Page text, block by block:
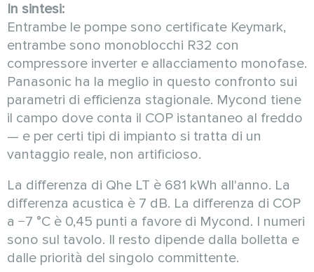
In sintesi:
Entrambe le pompe sono certificate Keymark,
entrambe sono monoblocchi R32 con
compressore inverter e allacciamento monofase.
Panasonic ha la meglio in questo confronto sui
parametri di efficienza stagionale. Mycond tiene
il campo dove conta il COP istantaneo al freddo
— e per certi tipi di impianto si tratta di un
vantaggio reale, non artificioso.
La differenza di Qhe LT è 681 kWh all'anno. La
differenza acustica è 7 dB. La differenza di COP
a −7 °C è 0,45 punti a favore di Mycond. I numeri
sono sul tavolo. Il resto dipende dalla bolletta e
dalle priorità del singolo committente.